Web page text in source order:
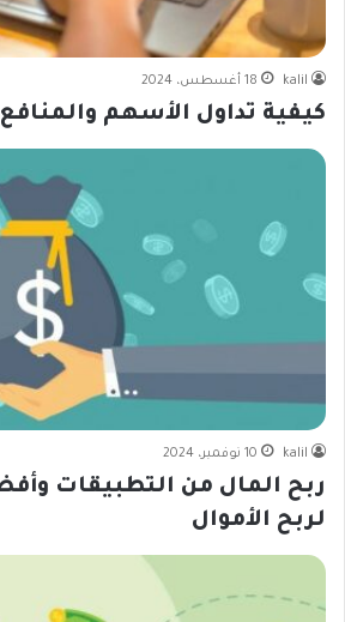
kalil 18 أغسطس، 2024
كيفية تداول الأسهم والمنافع
kalil 10 نوفمبر، 2024
لربح الأموال